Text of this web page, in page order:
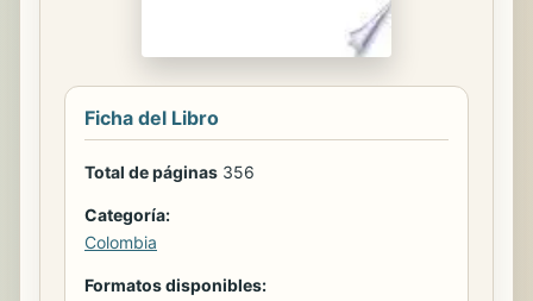
Ficha del Libro
Total de páginas 356
Categoría:
Colombia
Formatos disponibles: